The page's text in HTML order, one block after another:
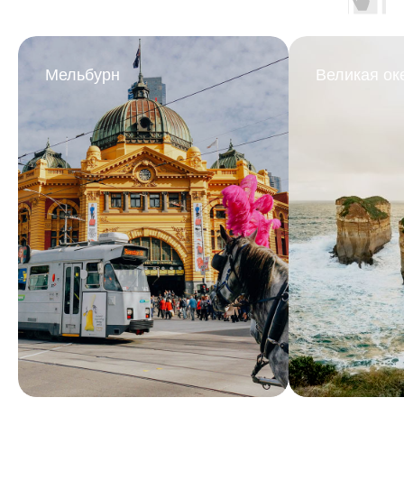
Мельбурн Великая
Маршрут
Большой Барьерный риф
Австралийская фауна
вблизи
Легендарная Great Ocean
Road
3 города Австралии за 10 дней